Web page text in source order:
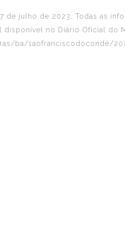
julho de 2023. Todas as
no Diário Oficial do
ba/saofranciscodoconde/